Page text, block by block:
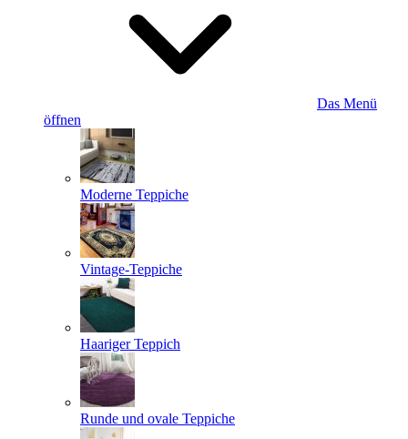
Das Menü
öffnen
Moderne Teppiche
Vintage-Teppiche
Haariger Teppich
Runde und ovale Teppiche